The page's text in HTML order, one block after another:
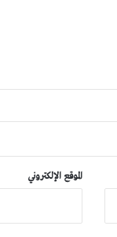
الموقع الإلكتروني